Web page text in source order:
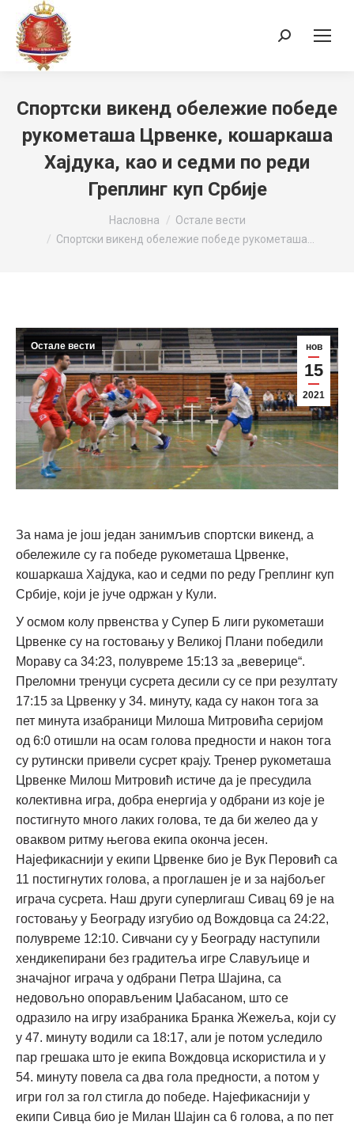
Search:
Спортски викенд обележие победе
рукометаша Црвенке, кошаркаша
Хајдука, као и седми по реди
Греплинг куп Србије
Насловна
Остале вести
Спортски викенд обележие победе рукометаша…
нов
15
2021
Остале вести
За нама је још један занимљив спортски викенд, а
обележиле су га победе рукометаша Црвенке,
кошаркаша Хајдука, као и седми по реду Греплинг куп
Србије, који је јуче одржан у Кули.
У осмом колу првенства у Супер Б лиги рукометаши
Црвенке су на гостовању у Великој Плани победили
Мораву са 34:23, полувреме 15:13 за „веверице“.
Преломни тренуци сусрета десили су се при резултату
17:15 за Црвенку у 34. минуту, када су након тога за
пет минута изабраници Милоша Митровића серијом
од 6:0 отишли на осам голова предности и након тога
су рутински привели сусрет крају. Тренер рукометаша
Црвенке Милош Митровић истиче да је пресудила
колективна игра, добра енергија у одбрани из које је
постигнуто много лаких голова, те да би желео да у
оваквом ритму његова екипа оконча јесен.
Најефикаснији у екипи Црвенке био је Вук Перовић са
11 постигнутих голова, а проглашен је и за најбољег
играча сусрета. Наш други суперлигаш Сивац 69 је на
гостовању у Београду изгубио од Вождовца са 24:22,
полувреме 12:10. Сивчани су у Београду наступили
хендикепирани без градитеља игре Славуљице и
значајног играча у одбрани Петра Шајина, са
недовољно опорављеним Џабасаном, што се
одразило на игру изабраника Бранка Жежеља, који су
у 47. минуту водили са 18:17, али је потом уследило
пар грешака што је екипа Вождовца искористила и у
54. минуту повела са два гола предности, а потом у
игри гол за гол стигла до победе. Најефикаснији у
екипи Сивца био је Милан Шајин са 6 голова, а по пет